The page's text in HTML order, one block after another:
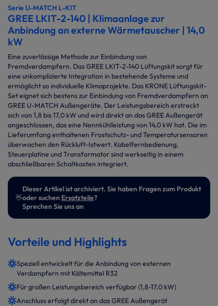
Serie U-MATCH L-KIT
GREE LKIT-2-140 | Klimaanlage zur
Anbindung an externe Wärmetauscher | 14,0
kW
Eine zuverlässige Methode zur Einbindung von
Fremdverdampfern. Das GREE LKIT-2-140 Lüftungskit sorgt für
eine unkomplizierte Integration in bestehende Systeme und
ermöglicht so individuelle Klimaprojekte. Das KRONE Lüftungskit-
Set eignet sich bestens zur Einbindung von Fremdverdampfern an
GREE U-MATCH Außengeräte. Der Leistungsbereich erstreckt
sich von 1,8 bis 17,0 kW und wird direkt an das GREE Außengerät
angeschlossen, das eine Nennkühlleistung von 14,0 kW hat. Die im
Lieferumfang enthaltenen Frostschutz- und Temperatursensoren
überwachen den Rückluft-Istwert. Kabelfernbedienung,
Steuerplatine und Transformator sind werkseitig in einem
abschließbaren Schaltkasten integriert.
👋
Dieser Artikel ist archiviert. Sie haben Fragen zum Produkt
oder suchen Ersatzteile?
Sprechen Sie uns an
Vorteile und Highlights
Speziell entwickelt für die Anbindung von externen
Verdampfern mit Kältemittel R32
Für großen Leistungsbereich verfügbar (1,8-17,0 kW)
Anschluss erfolgt direkt an das GREE Außengerät